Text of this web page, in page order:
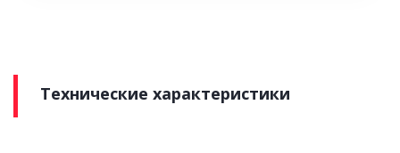
Технические характеристики